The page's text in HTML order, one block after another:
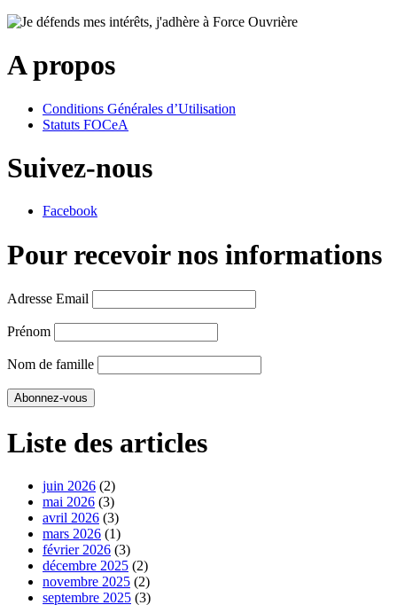
A propos
Conditions Générales d’Utilisation
Statuts FOCeA
Suivez-nous
Facebook
Pour recevoir nos informations
Adresse Email
Prénom
Nom de famille
Liste des articles
juin 2026 (2)
mai 2026 (3)
avril 2026 (3)
mars 2026 (1)
février 2026 (3)
décembre 2025 (2)
novembre 2025 (2)
septembre 2025 (3)